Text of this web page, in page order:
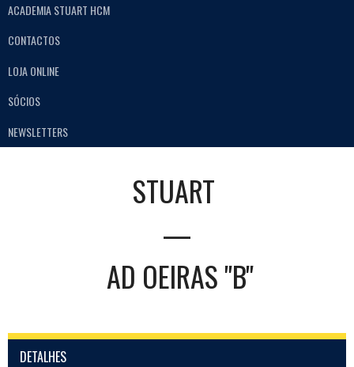
ACADEMIA STUART HCM
CONTACTOS
LOJA ONLINE
SÓCIOS
NEWSLETTERS
STUART
—
AD OEIRAS "B"
DETALHES